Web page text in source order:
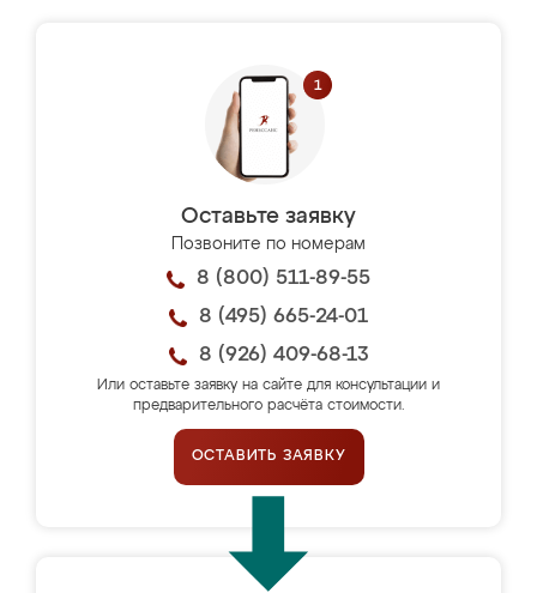
Оставьте заявку
Позвоните по номерам
8 (800) 511-89-55
8 (495) 665-24-01
8 (926) 409-68-13
Или оставьте заявку на сайте для консультации и
предварительного расчёта стоимости.
ОСТАВИТЬ ЗАЯВКУ